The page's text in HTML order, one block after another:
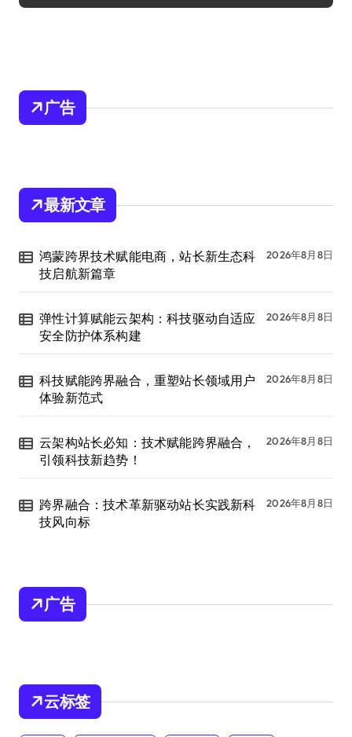
广告
最新文章
鸿蒙跨界技术赋能电商，站长新生态科
技启航新篇章
2026年8月8日
弹性计算赋能云架构：科技驱动自适应
安全防护体系构建
2026年8月8日
科技赋能跨界融合，重塑站长领域用户
体验新范式
2026年8月8日
云架构站长必知：技术赋能跨界融合，
引领科技新趋势！
2026年8月8日
跨界融合：技术革新驱动站长实践新科
技风向标
2026年8月8日
广告
云标签